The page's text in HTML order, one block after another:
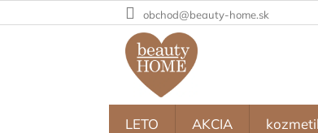
na
obchod@beauty-home.sk
LETO AKCIA